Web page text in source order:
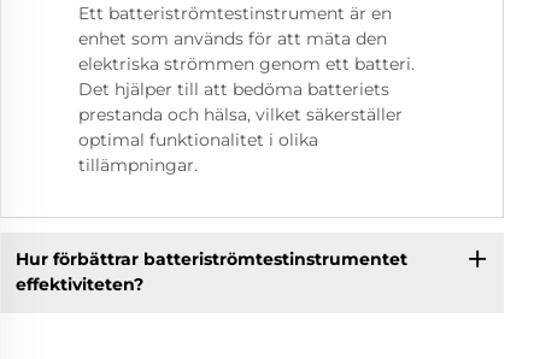
Ett batteriströmtestinstrument är en
enhet som används för att mäta den
elektriska strömmen genom ett batteri.
Det hjälper till att bedöma batteriets
prestanda och hälsa, vilket säkerställer
optimal funktionalitet i olika
tillämpningar.
Hur förbättrar batteriströmtestinstrumentet
effektiviteten?